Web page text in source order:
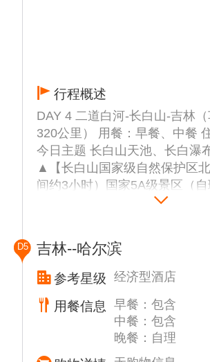
行程概述
DAY 4 二道白河-长白山-吉林
320公里） 用餐：早餐、中餐
今日主题 长白山天池、长白瀑
▲【长白山国家级自然保护区
间约3小时）国家5A级景区（
元+必须乘坐环保车80元+倒站
转服务站自由活动或根据天气
倒站车（旺季人多需排队等候
绿江、图们江三江之源亚洲最大
▲【长白山天池】：又称白头
境内保存最为完整的新生代多
天池周围火山口壁陡峭，并形
山峰，海拔均在2500米以上，
源”的雅称。2000年，长白山天
D5 吉林--哈尔滨
参考星级 经济型酒店
用餐信息
早餐：包含
中餐：包含
晚餐：自理